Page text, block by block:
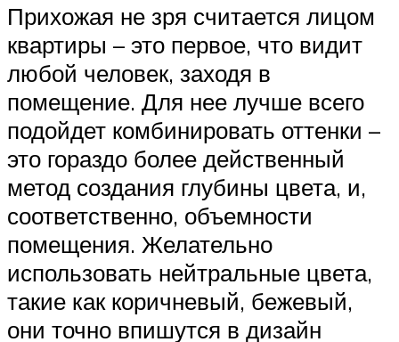
Прихожая не зря считается лицом
квартиры – это первое, что видит
любой человек, заходя в
помещение. Для нее лучше всего
подойдет комбинировать оттенки –
это гораздо более действенный
метод создания глубины цвета, и,
соответственно, объемности
помещения. Желательно
использовать нейтральные цвета,
такие как коричневый, бежевый,
они точно впишутся в дизайн